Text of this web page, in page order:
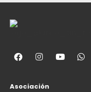
Asociación